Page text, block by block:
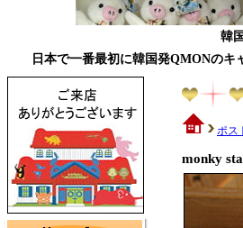
韓
日本で一番最初に韓国発QMONの
ポス
monky